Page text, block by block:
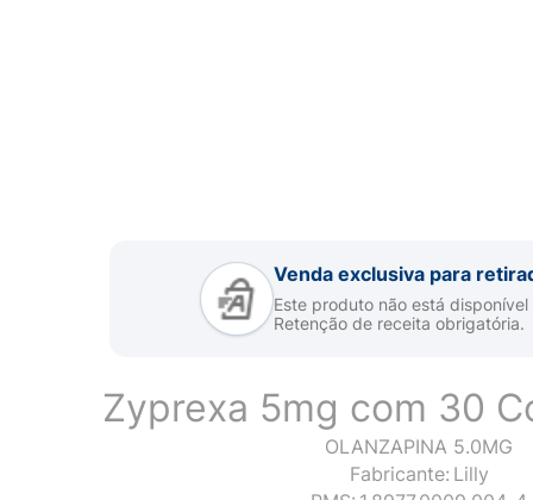
Venda exclusiva para
Este produto não está
Retenção de receita obrigatória.
Zyprexa 5mg com 30
OLANZAPINA 5.0MG
Fabricante: Lilly